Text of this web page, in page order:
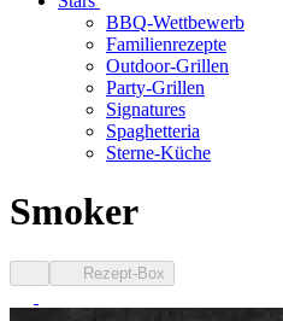
BBQ-Wettbewerb
Familienrezepte
Outdoor-Grillen
Party-Grillen
Signatures
Spaghetteria
Sterne-Küche
Smoker
Rezept-Box